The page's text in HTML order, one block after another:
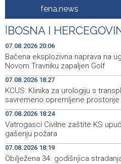
Galerija ULUPUBiH otvara
predstavlja novi izlagački program
19:44 Faris Dževahirić novi
19:21 Announcement of events
19:10
Rudari Milanovića ubijedili
ponovo vratio u jamu 'Raspotočje'
19:03
Sarajevo Film Festival
Kinoscope Surreal programs
19:00 Najave događaja za 8. 8.
fena.news
BOSNA I
07.08.2026 20:06
Bačena eksplozivna naprava na
Novom Travniku zapaljen Golf
07.08.2026 18:27
KCUS: Klinika za urologiju s
savremeno opremljene prostorije
07.08.2026 18:24
Vatrogasci Civilne zaštite KS
gašenju požara
07.08.2026 18:19
Obilježena 34. godišnjica